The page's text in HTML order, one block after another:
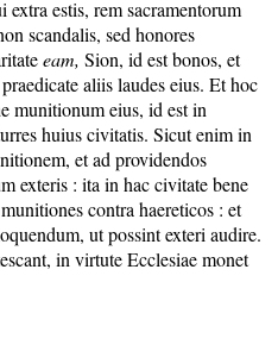
estis, rem sacramentorum
scandalis, sed honores
eam, Sion, id est bonos, et
aliis laudes eius. Et hoc
munitionum eius, id est in
huius civitatis. Sicut enim in
et ad providendos
exteris : ita in hac civitate bene
contra haereticos : et
ut possint exteri audire.
in virtute Ecclesiae monet